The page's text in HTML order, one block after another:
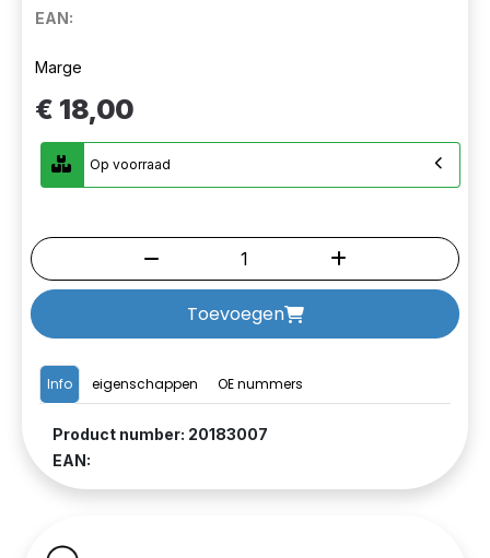
EAN:
Info eigenschappen OE nummers
Product number: 20183007
EAN:
Marge
€ 18,00
Op voorraad
Toevoegen